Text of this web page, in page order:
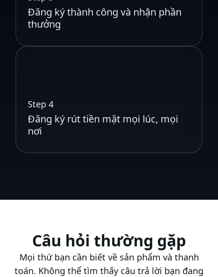
Đăng ký thành công và nhận phần
thưởng
Step 4
Đăng ký rút tiền mặt mọi lúc, mọi
nơi
Câu hỏi thường gặp
Mọi thứ bạn cần biết về sản phẩm và thanh
toán. Không thể tìm thấy câu trả lời bạn đang